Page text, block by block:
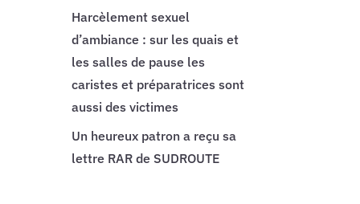
Harcèlement sexuel
d’ambiance : sur les quais et
les salles de pause les
caristes et préparatrices sont
aussi des victimes
Un heureux patron a reçu sa
lettre RAR de SUDROUTE